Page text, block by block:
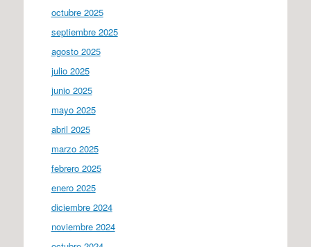
octubre 2025
septiembre 2025
agosto 2025
julio 2025
junio 2025
mayo 2025
abril 2025
marzo 2025
febrero 2025
enero 2025
diciembre 2024
noviembre 2024